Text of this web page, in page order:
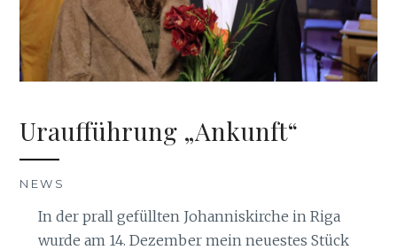
Uraufführung „Ankunft“
NEWS
In der prall gefüllten Johanniskirche in Riga
wurde am 14. Dezember mein neuestes Stück